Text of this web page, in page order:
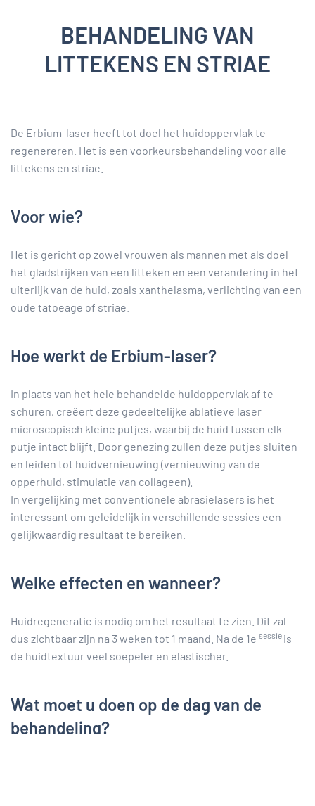
BEHANDELING VAN
LITTEKENS EN STRIAE
De Erbium-laser heeft tot doel het huidoppervlak te
regenereren. Het is een voorkeursbehandeling voor alle
littekens en striae.
Voor wie?
Het is gericht op zowel vrouwen als mannen met als doel
het gladstrijken van een litteken en een verandering in het
uiterlijk van de huid, zoals xanthelasma, verlichting van een
oude tatoeage of striae.
Hoe werkt de Erbium-laser?
In plaats van het hele behandelde huidoppervlak af te
schuren, creëert deze gedeeltelijke ablatieve laser
microscopisch kleine putjes, waarbij de huid tussen elk
putje intact blijft. Door genezing zullen deze putjes sluiten
en leiden tot huidvernieuwing (vernieuwing van de
opperhuid, stimulatie van collageen).
In vergelijking met conventionele abrasielasers is het
interessant om geleidelijk in verschillende sessies een
gelijkwaardig resultaat te bereiken.
Welke effecten en wanneer?
Huidregeneratie is nodig om het resultaat te zien. Dit zal
dus zichtbaar zijn na 3 weken tot 1 maand. Na de 1e sessie is
de huidtextuur veel soepeler en elastischer.
Wat moet u doen op de dag van de
behandeling?